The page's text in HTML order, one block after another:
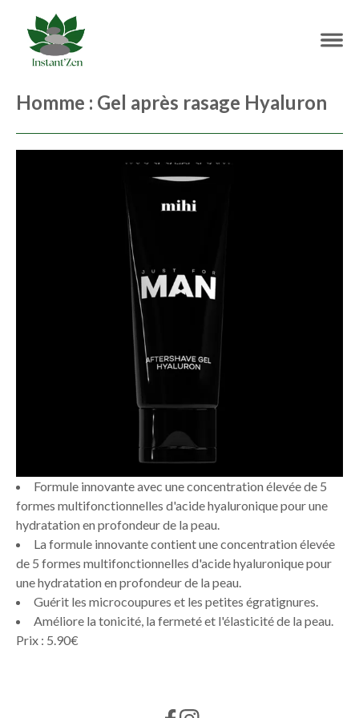
Homme : Gel après rasage Hyaluron
Formule innovante avec une concentration élevée de 5
formes multifonctionnelles d'acide hyaluronique pour une
hydratation en profondeur de la peau.
La formule innovante contient une concentration élevée
de 5 formes multifonctionnelles d'acide hyaluronique pour
une hydratation en profondeur de la peau.
Guérit les microcoupures et les petites égratignures.
Améliore la tonicité, la fermeté et l'élasticité de la peau.
Prix : 5.90€